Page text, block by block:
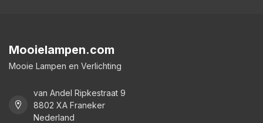
Mooielampen.com
Mooie Lampen en Verlichting
van Andel Ripkestraat 9
8802 XA Franeker
Nederland